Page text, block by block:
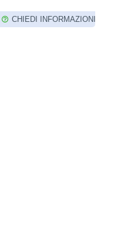
CHIEDI INFORMAZIONI